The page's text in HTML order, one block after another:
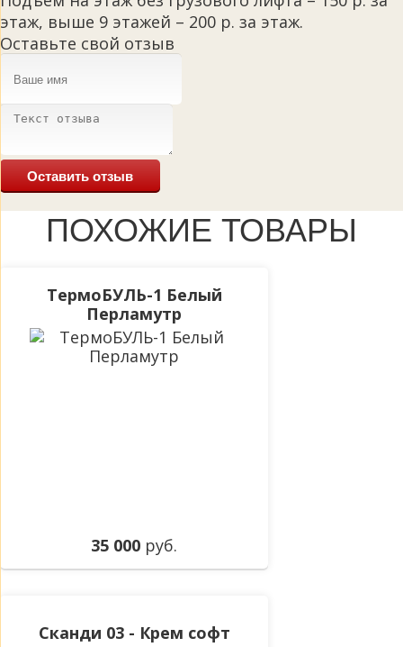
этаж, выше 9 этажей – 200 р. за этаж.
Оставьте свой отзыв
Оставить отзыв
ПОХОЖИЕ ТОВАРЫ
ТермоБУЛЬ-1 Белый
Перламутр
35 000 руб.
Сканди 03 - Крем софт